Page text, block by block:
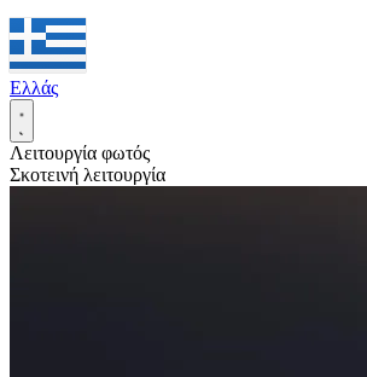
Ελλάς
Λειτουργία φωτός
Σκοτεινή λειτουργία